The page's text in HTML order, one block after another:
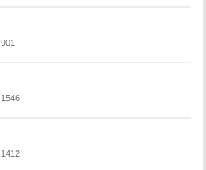
901
1546
1412